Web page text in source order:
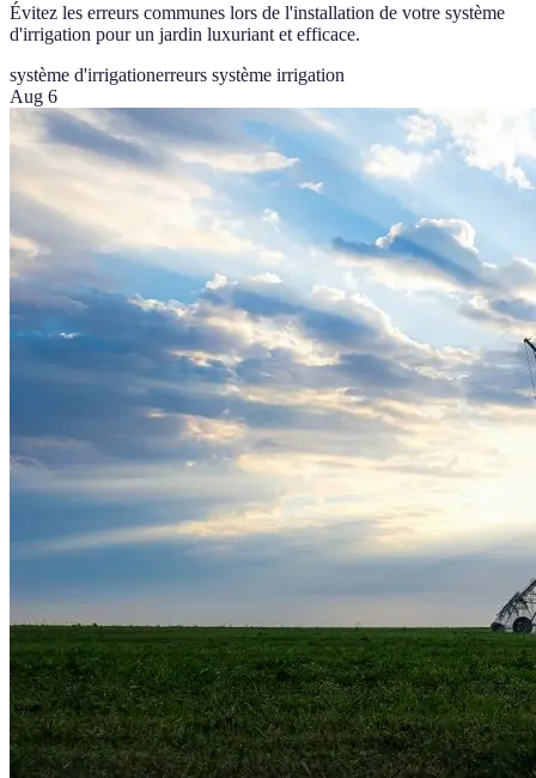
Évitez les erreurs communes lors de l'installation de votre système
d'irrigation pour un jardin luxuriant et efficace.
système d'irrigationerreurs système irrigation
Aug 6